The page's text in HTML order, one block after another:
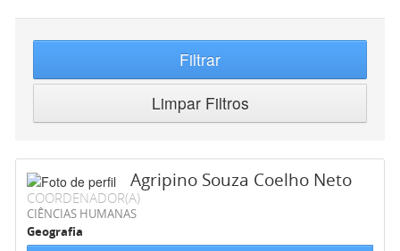
Filtrar
Limpar Filtros
Agripino Souza Coelho Neto
COORDENADOR(A)
CIÊNCIAS HUMANAS
Geografia